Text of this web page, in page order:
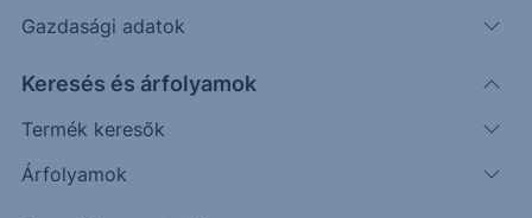
Gazdasági adatok
Keresés és árfolyamok
Termék keresők
Árfolyamok
Előző záró:
13.17
Árfolyamértesítő rögzítése
További információk kérése